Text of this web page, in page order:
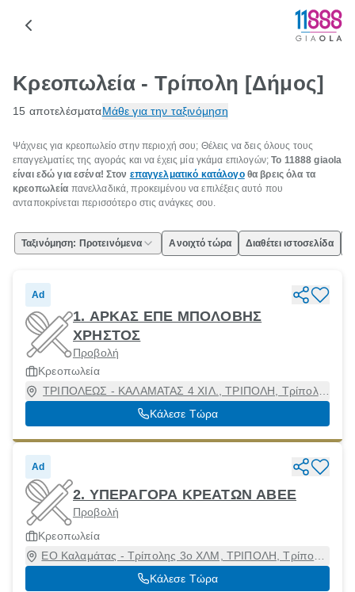
Κρεοπωλεία - Τρίπολη [Δήμος]
15 αποτελέσματαΜάθε για την ταξινόμηση
Ψάχνεις για κρεοπωλείο στην περιοχή σου; Θέλεις να δεις όλους τους
επαγγελματίες της αγοράς και να έχεις μία γκάμα επιλογών;Το 11888 giaola
είναι εδώ για εσένα! Στον επαγγελματικό κατάλογοθα βρεις όλα τα
κρεοπωλεία πανελλαδικά, προκειμένου να επιλέξεις αυτό που
ανταποκρίνεται περισσότερο στις ανάγκες σου.
Ταξινόμηση: Προτεινόμενα Ανοιχτό τώρα Διαθέτει ιστοσελίδα
Ad
1. ΑΡΚΑΣ ΕΠΕ ΜΠΟΛΟΒΗΣ
ΧΡΗΣΤΟΣ
Προβολή
Κρεοπωλεία
ΤΡΙΠΟΛΕΩΣ - ΚΑΛΑΜΑΤΑΣ 4 ΧΙΛ., ΤΡΙΠΟΛΗ, Τρίπολη
[Δήμος], Αρκαδία, 22100
Κάλεσε Τώρα
Ad
2. ΥΠΕΡΑΓΟΡΑ ΚΡΕΑΤΩΝ ΑΒΕΕ
Προβολή
Κρεοπωλεία
ΕΟ Καλαμάτας - Τρίπολης 3ο ΧΛΜ, ΤΡΙΠΟΛΗ, Τρίπολη
[Δήμος], Αρκαδία, 22100
Κάλεσε Τώρα